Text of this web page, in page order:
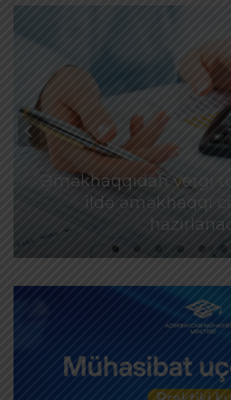
Əməkhaqqıdan vergi
ildə əməkhaqqı